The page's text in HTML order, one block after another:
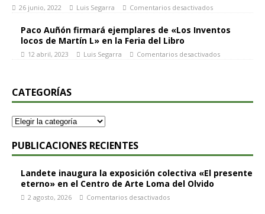
26 junio, 2022 Luis Segarra Comentarios desactivados
Paco Auñón firmará ejemplares de «Los Inventos
locos de Martín L» en la Feria del Libro
12 abril, 2023 Luis Segarra Comentarios desactivados
CATEGORÍAS
PUBLICACIONES RECIENTES
Landete inaugura la exposición colectiva «El presente
eterno» en el Centro de Arte Loma del Olvido
2 agosto, 2026 Comentarios desactivados